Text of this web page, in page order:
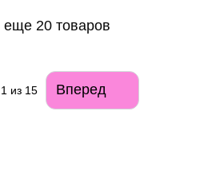
еще 20 товаров
1 из 15 Вперед